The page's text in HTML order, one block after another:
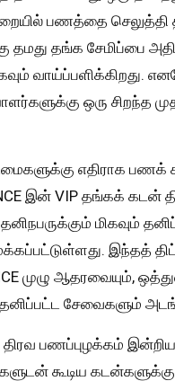
பணத்தை
தமது தங்க சேமிப்பை
ஒரு சிறந்த
எதிராக பணக்
இன் VIP தங்கக் கடன்
மிகவும்
இந்தத்
முழு ஆதரவையும்,
சேவைகளும்
பணப்புழக்கம்
கூடிய